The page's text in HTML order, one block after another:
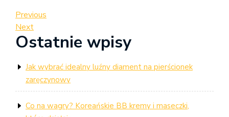
Nawigacja
wpisu
Previous
Post
Previous
Next
Post
Next
Ostatnie wpisy
Jak wybrać idealny luźny diament na pierścionek
zaręczynowy
Co na wagry? Koreańskie BB kremy i maseczki,